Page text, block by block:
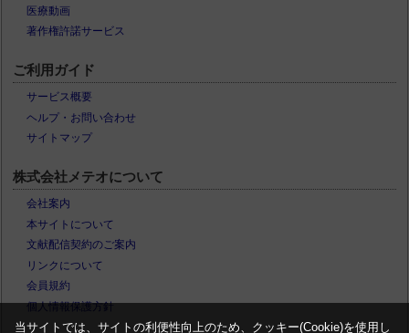
医療動画
著作権許諾サービス
ご利用ガイド
サービス概要
ヘルプ・お問い合わせ
サイトマップ
株式会社メテオについて
会社案内
本サイトについて
文献配信契約のご案内
リンクについて
会員規約
個人情報保護方針
当サイトでは、サイトの利便性向上のため、クッキー(Cookie)を使用し